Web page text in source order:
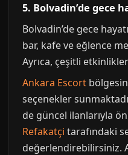
5. Bolvadin’de gece
Bolvadin’de gece
bar, kafe ve eğlence
Ayrıca, çeşitli
Ankara Escort
seçenekler
de güncel ilanlarıyla
Refakatçi tarafındaki
değerlendirebilirsiniz.